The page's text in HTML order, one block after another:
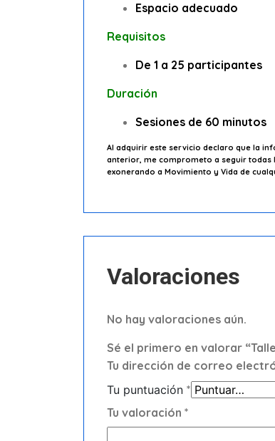
Espacio adecuado
Requisitos
De 1 a 25 participantes
Duración
Sesiones de 60 minutos
Al adquirir este servicio declaro que la
anterior, me comprometo a seguir todas
exonerando a Movimiento y Vida de
Valoraciones
No hay valoraciones aún.
Sé el primero en valorar
Tu dirección de correo
Tu puntuación *
Tu valoración *